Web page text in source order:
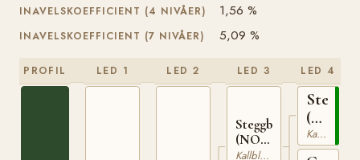
INAVELSKOEFFICIENT (4 NIVÅER) 1,56 %
INAVELSKOEFFICIENT (7 NIVÅER) 5,09 %
PROFIL LED 1 LED 2 LED 3
Steggbest
(NO)
T-233Kallblodig Travare
LED 4
Stegg
(NO)
T-
169
Kallblodig Travare